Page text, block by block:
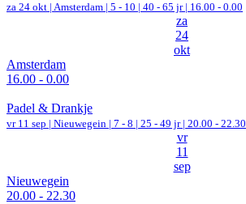
za 24 okt | Amsterdam | 5 - 10 | 40 - 65 jr | 16.00 - 0.00
za
24
okt
Amsterdam
16.00 - 0.00
Padel & Drankje
vr 11 sep | Nieuwegein | 7 - 8 | 25 - 49 jr | 20.00 - 22.30
vr
11
sep
Nieuwegein
20.00 - 22.30